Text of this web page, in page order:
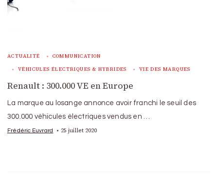
ACTUALITÉ COMMUNICATION
VÉHICULES ÉLECTRIQUES & HYBRIDES VIE DES MARQUES
Renault : 300.000 VE en Europe
La marque au losange annonce avoir franchi le seuil des
300.000 véhicules électriques vendus en …
Frédéric Euvrard 25 juillet 2020